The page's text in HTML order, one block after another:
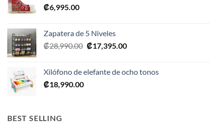
₡6,995.00
Zapatera de 5 Niveles
₡28,990.00 El
era:
₡17,395.00El
es:
Xilófono de elefante de ocho tonos
₡18,990.00
BEST SELLING